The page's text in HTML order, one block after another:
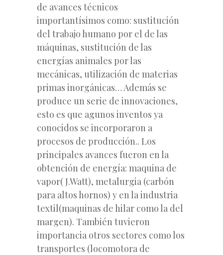
de avances técnicos
importantísimos como: sustitución
del trabajo humano por el de las
máquinas, sustitución de las
energías animales por las
mecánicas, utilización de materias
primas inorgánicas… Además se
produce un serie de innovaciones,
esto es que agunos inventos ya
conocidos se incorporaron a
procesos de producción.. Los
principales avances fueron en la
obtención de energía: maquina de
vapor( J.Watt), metalurgia (carbón
para altos hornos) y en la industria
textil(maquinas de hilar como la del
margen). También tuvieron
importancia otros sectores como los
transportes (locomotora de